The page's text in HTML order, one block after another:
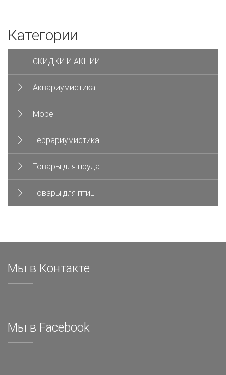
Категории
СКИДКИ И АКЦИИ
Аквариумистика
Море
Террариумистика
Товары для пруда
Товары для птиц
Мы в Контакте
Мы в Facebook